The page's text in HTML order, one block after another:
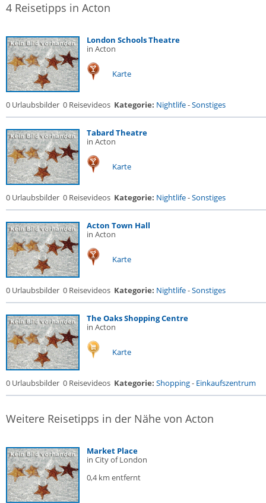
4 Reisetipps in Acton
London Schools Theatre
in Acton
Karte
0 Urlaubsbilder 0 Reisevideos Kategorie: Nightlife-Sonstiges
Tabard Theatre
in Acton
Karte
0 Urlaubsbilder 0 Reisevideos Kategorie: Nightlife-Sonstiges
Acton Town Hall
in Acton
Karte
0 Urlaubsbilder 0 Reisevideos Kategorie: Nightlife-Sonstiges
The Oaks Shopping Centre
in Acton
Karte
0 Urlaubsbilder 0 Reisevideos Kategorie: Shopping- Einkaufszentrum
Weitere Reisetipps in der Nähe von Acton
Market Place
in City of London
0,4 km entfernt